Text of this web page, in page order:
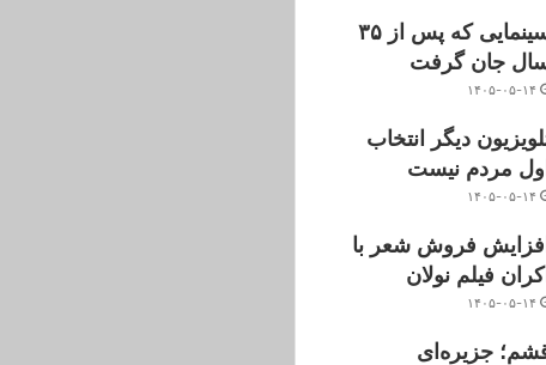
سینمایی که پس از ۳۵
جان گرفت
۱۴۰۵-۰۵-۱۴
دیگر انتخاب
اول مردم نیست
۱۴۰۵-۰۵-۱۴
افزایش فروش شعر با
اکران فیلم نولان
۱۴۰۵-۰۵-۱۴
جزیره‌ای